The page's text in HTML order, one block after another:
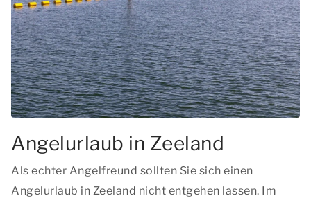
Angelurlaub in Zeeland
Als echter Angelfreund sollten Sie sich einen
Angelurlaub in Zeeland nicht entgehen lassen. Im